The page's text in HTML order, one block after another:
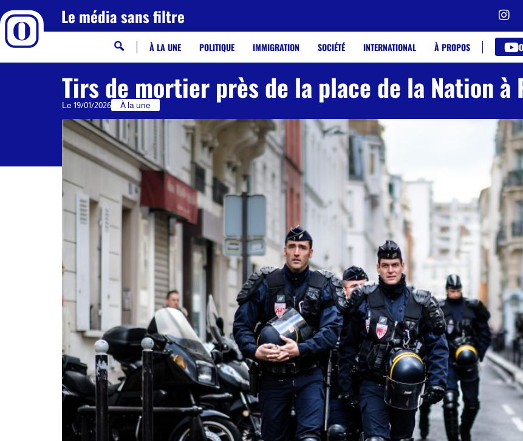
Le média sans filtre
À LA UNE POLITIQUE IMMIGRATION SOCIÉTÉ INTERNATIONAL À PROPOS
Tirs de mortier près de la place de la Nation à
Le 19/01/2026 À la une